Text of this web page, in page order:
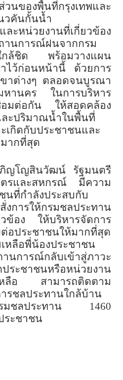
นของพื้นที่กรุงเทพและ
คันกั้นน้ำ
หน่วยงานที่เกี่ยวข้อง
านการณ์ฝนจากกรม
กล้ชิด พร้อมวางแผน
ไว้ก่อนหน้านี้ ด้วยการ
าต่างๆ ตลอดจนบูรณา
มหานคร ในการบริหาร
อมต่อกัน ให้สอดคล้อง
ะปริมาณน้ำในพื้นที่
เกิดกับประชาชนและ
ากที่สุด
ญโญสินวัฒน์ รัฐมนตรี
ตรและสหกรณ์ มีความ
นที่กำลังประสบกับ
ารให้กรมชลประทาน
วข้อง ให้บริหารจัดการ
อประชาชนให้มากที่สุด
เหลือพี่น้องประชาชน
านการณ์กลับเข้าสู่ภาวะ
ชาชนหรือหน่วยงาน
หลือ สามารถติดตาม
รชลประทานใกล้บ้าน
รมชลประทาน 1460
ระชาชน